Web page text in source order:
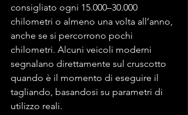
consigliato ogni 15.000–30.000
chilometri o almeno una volta all’anno,
anche se si percorrono pochi
chilometri. Alcuni veicoli moderni
segnalano direttamente sul cruscotto
quando è il momento di eseguire il
tagliando, basandosi su parametri di
utilizzo reali.